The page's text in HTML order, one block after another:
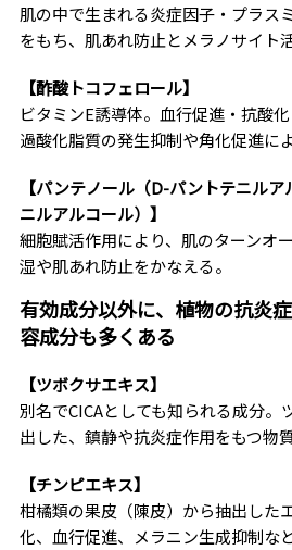
肌の中で生まれる炎症因子・プラス
をもち、肌あれ防止とメラノサイト
【酢酸トコフェロール】
ビタミンE誘導体。血行促進・抗酸化
過酸化脂質の発生抑制や角化促進に
【パンテノール（D-パントテニル
ニルアルコール）】
細胞賦活作用により、肌のターンオ
湿や肌あれ防止をかなえる。
有効成分以外に、植物の抗炎
容成分も多くある
【ツボクサエキス】
別名でCICAとしても知られる成分。
出した、鎮静や抗炎症作用をもつ物
【チンピエキス】
柑橘類の果皮（陳皮）から抽出した
化、血行促進、メラニン生成抑制な